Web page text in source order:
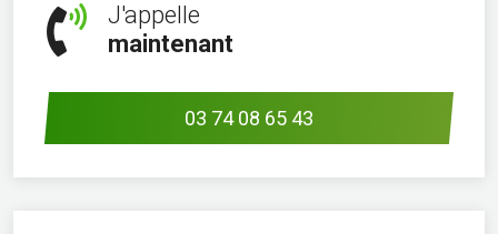
J'appelle
maintenant
03 74 08 65 43